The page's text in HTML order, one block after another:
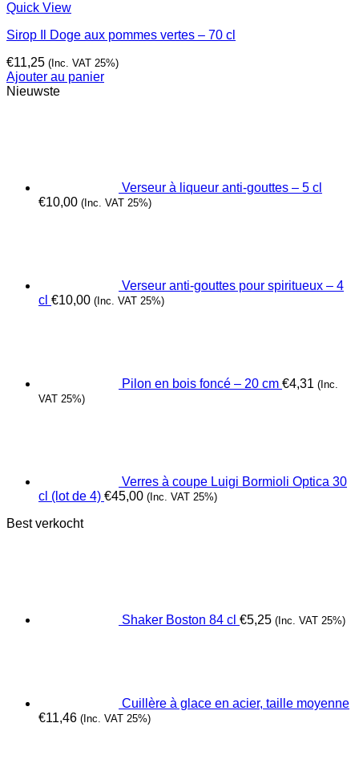
Quick View
Sirop Il Doge aux pommes vertes – 70 cl
€11,25 (Inc. VAT 25%)
Ajouter au panier
Nieuwste
Verseur à liqueur anti-gouttes – 5 cl
€10,00 (Inc. VAT 25%)
Verseur anti-gouttes pour spiritueux – 4
cl €10,00 (Inc. VAT 25%)
Pilon en bois foncé – 20 cm €4,31 (Inc.
VAT 25%)
Verres à coupe Luigi Bormioli Optica 30
cl (lot de 4) €45,00 (Inc. VAT 25%)
Best verkocht
Shaker Boston 84 cl €5,25 (Inc. VAT 25%)
Cuillère à glace en acier, taille moyenne
€11,46 (Inc. VAT 25%)